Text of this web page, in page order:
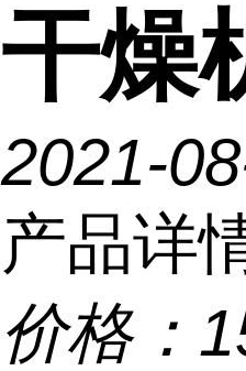
干燥
2021-
产品详
价格：